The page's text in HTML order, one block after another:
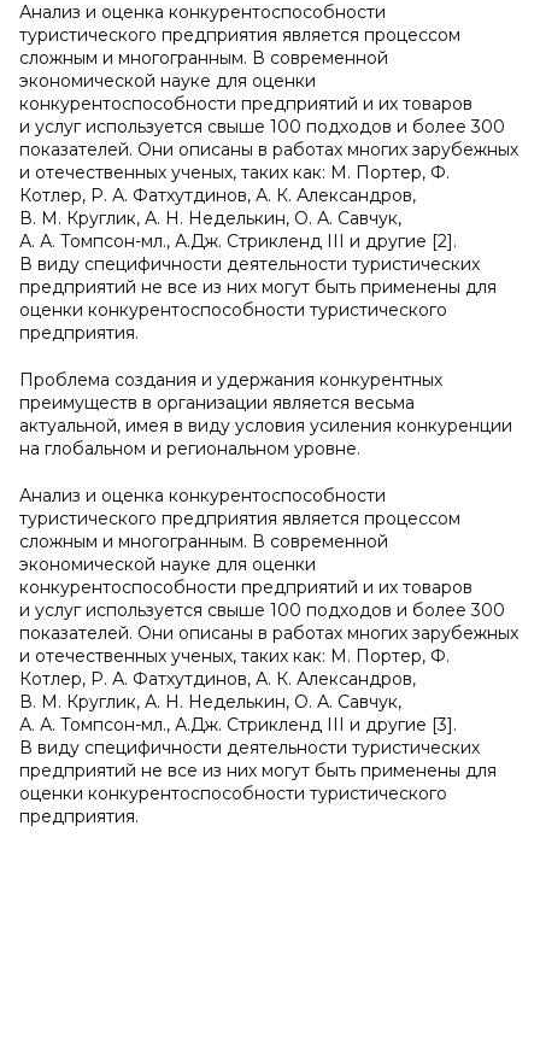
Анализ и оценка конкурентоспособности
туристического предприятия является процессом
сложным и многогранным. В современной
экономической науке для оценки
конкурентоспособности предприятий и их товаров
и услуг используется свыше 100 подходов и более 300
показателей. Они описаны в работах многих зарубежных
и отечественных ученых, таких как: М. Портер, Ф.
Котлер, Р. А. Фатхутдинов, А. К. Александров,
В. М. Круглик, А. Н. Неделькин, О. А. Савчук,
А. А. Томпсон-мл., А.Дж. Стрикленд III и другие [2].
В виду специфичности деятельности туристических
предприятий не все из них могут быть применены для
оценки конкурентоспособности туристического
предприятия.
Проблема создания и удержания конкурентных
преимуществ в организации является весьма
актуальной, имея в виду условия усиления конкуренции
на глобальном и региональном уровне.
Анализ и оценка конкурентоспособности
туристического предприятия является процессом
сложным и многогранным. В современной
экономической науке для оценки
конкурентоспособности предприятий и их товаров
и услуг используется свыше 100 подходов и более 300
показателей. Они описаны в работах многих зарубежных
и отечественных ученых, таких как: М. Портер, Ф.
Котлер, Р. А. Фатхутдинов, А. К. Александров,
В. М. Круглик, А. Н. Неделькин, О. А. Савчук,
А. А. Томпсон-мл., А.Дж. Стрикленд III и другие [3].
В виду специфичности деятельности туристических
предприятий не все из них могут быть применены для
оценки конкурентоспособности туристического
предприятия.